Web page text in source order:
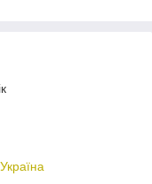
зручно вкладати
місце.
повторно і не